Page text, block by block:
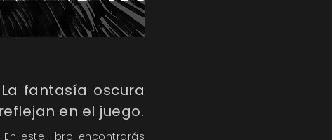
fantasía oscura
en el juego.
este libro encontrarás